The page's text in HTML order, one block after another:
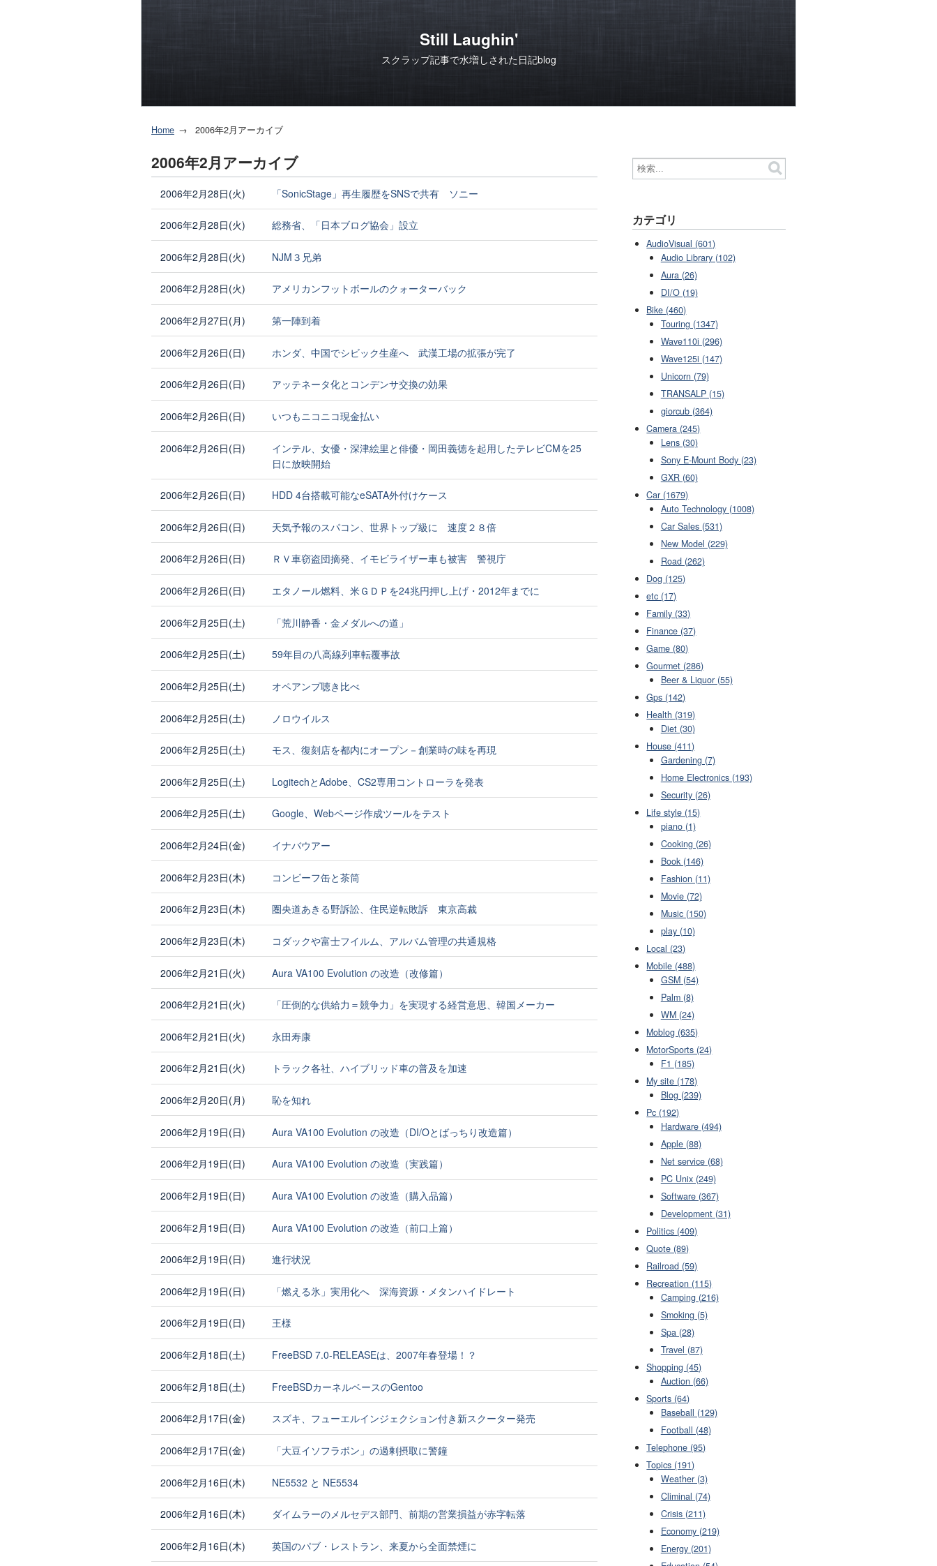
Still Laughin'
スクラップ記事で水増しされた日記blog
Home 2006年2月アーカイブ
2006年2月アーカイブ
2006年2月28日(火) 「SonicStage」再生履歴をSNSで共有 ソニー
2006年2月28日(火) 総務省、「日本ブログ協会」設立
2006年2月28日(火) NJM３兄弟
2006年2月28日(火) アメリカンフットボールのクォーターバック
2006年2月27日(月) 第一陣到着
2006年2月26日(日) ホンダ、中国でシビック生産へ 武漢工場の拡張が完了
2006年2月26日(日) アッテネータ化とコンデンサ交換の効果
2006年2月26日(日) いつもニコニコ現金払い
2006年2月26日(日)
インテル、女優・深津絵里と俳優・岡田義徳を起用したテレビCMを25
日に放映開始
2006年2月26日(日) HDD 4台搭載可能なeSATA外付けケース
2006年2月26日(日) 天気予報のスパコン、世界トップ級に 速度２８倍
2006年2月26日(日) ＲＶ車窃盗団摘発、イモビライザー車も被害 警視庁
2006年2月26日(日) エタノール燃料、米ＧＤＰを24兆円押し上げ・2012年までに
2006年2月25日(土) 「荒川静香・金メダルへの道」
2006年2月25日(土) 59年目の八高線列車転覆事故
2006年2月25日(土) オペアンプ聴き比べ
2006年2月25日(土) ノロウイルス
2006年2月25日(土) モス、復刻店を都内にオープン－創業時の味を再現
2006年2月25日(土) LogitechとAdobe、CS2専用コントローラを発表
2006年2月25日(土) Google、Webページ作成ツールをテスト
2006年2月24日(金) イナバウアー
2006年2月23日(木) コンビーフ缶と茶筒
2006年2月23日(木) 圏央道あきる野訴訟、住民逆転敗訴 東京高裁
2006年2月23日(木) コダックや富士フイルム、アルバム管理の共通規格
2006年2月21日(火) Aura VA100 Evolution の改造（改修篇）
2006年2月21日(火) 「圧倒的な供給力＝競争力」を実現する経営意思、韓国メーカー
2006年2月21日(火) 永田寿康
2006年2月21日(火) トラック各社、ハイブリッド車の普及を加速
2006年2月20日(月) 恥を知れ
2006年2月19日(日) Aura VA100 Evolution の改造（DI/Oとばっちり改造篇）
2006年2月19日(日) Aura VA100 Evolution の改造（実践篇）
2006年2月19日(日) Aura VA100 Evolution の改造（購入品篇）
2006年2月19日(日) Aura VA100 Evolution の改造（前口上篇）
2006年2月19日(日) 進行状況
2006年2月19日(日) 「燃える氷」実用化へ 深海資源・メタンハイドレート
2006年2月19日(日) 王様
2006年2月18日(土) FreeBSD 7.0-RELEASEは、2007年春登場！？
2006年2月18日(土) FreeBSDカーネルベースのGentoo
2006年2月17日(金) スズキ、フューエルインジェクション付き新スクーター発売
2006年2月17日(金) 「大豆イソフラボン」の過剰摂取に警鐘
2006年2月16日(木) NE5532 と NE5534
2006年2月16日(木) ダイムラーのメルセデス部門、前期の営業損益が赤字転落
2006年2月16日(木) 英国のパブ・レストラン、来夏から全面禁煙に
カテゴリ
AudioVisual (601)
Audio Library (102)
Aura (26)
DI/O (19)
Bike (460)
Touring (1347)
Wave110i (296)
Wave125i (147)
Unicorn (79)
TRANSALP (15)
giorcub (364)
Camera (245)
Lens (30)
Sony E-Mount Body (23)
GXR (60)
Car (1679)
Auto Technology (1008)
Car Sales (531)
New Model (229)
Road (262)
Dog (125)
etc (17)
Family (33)
Finance (37)
Game (80)
Gourmet (286)
Beer & Liquor (55)
Gps (142)
Health (319)
Diet (30)
House (411)
Gardening (7)
Home Electronics (193)
Security (26)
Life style (15)
piano (1)
Cooking (26)
Book (146)
Fashion (11)
Movie (72)
Music (150)
play (10)
Local (23)
Mobile (488)
GSM (54)
Palm (8)
WM (24)
Moblog (635)
MotorSports (24)
F1 (185)
My site (178)
Blog (239)
Pc (192)
Hardware (494)
Apple (88)
Net service (68)
PC Unix (249)
Software (367)
Development (31)
Politics (409)
Quote (89)
Railroad (59)
Recreation (115)
Camping (216)
Smoking (5)
Spa (28)
Travel (87)
Shopping (45)
Auction (66)
Sports (64)
Baseball (129)
Football (48)
Telephone (95)
Topics (191)
Weather (3)
Climinal (74)
Crisis (211)
Economy (219)
Energy (201)